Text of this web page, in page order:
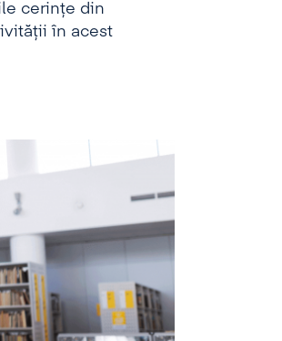
cerințe din
în acest